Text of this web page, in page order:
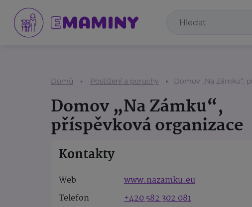
Domů Postižení a poruchy Domov „Na Zámku“,
Domov „Na Zámku“,
příspěvková organizace
Kontakty
Web
www.nazamku.eu
Telefon
+420 582 302 081